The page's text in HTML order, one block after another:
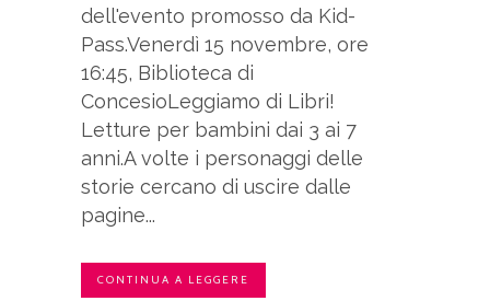
dell'evento promosso da Kid-
Pass.Venerdì 15 novembre, ore
16:45, Biblioteca di
ConcesioLeggiamo di Libri!
Letture per bambini dai 3 ai 7
anni.A volte i personaggi delle
storie cercano di uscire dalle
pagine...
CONTINUA A LEGGERE